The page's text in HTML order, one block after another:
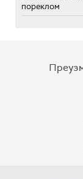
пореклом